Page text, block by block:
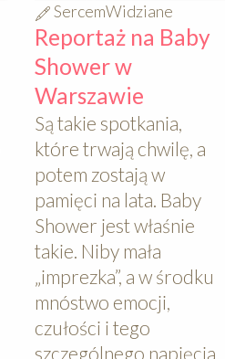
SercemWidziane
Reportaż na Baby
Shower w
Warszawie
Są takie spotkania,
które trwają chwilę, a
potem zostają w
pamięci na lata. Baby
Shower jest właśnie
takie. Niby mała
„imprezka”, a w środku
mnóstwo emocji,
czułości i tego
szczególnego napięcia,